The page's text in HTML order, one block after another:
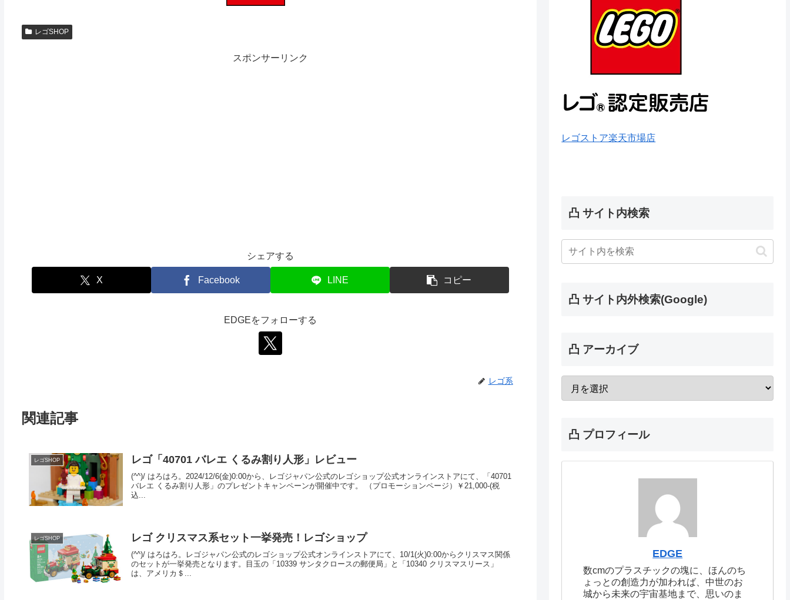
レゴSHOP
スポンサーリンク
シェアする
X Facebook LINE コピー
EDGEをフォローする
レゴ系
関連記事
レゴSHOP レゴ「40701 バレエ くるみ割り人形」レビュー
(^^)/ はろはろ。2024/12/6(金)0:00から、レゴジャパン公式のレゴショップ公式オンラインストアにて、「40701
バレエ くるみ割り人形」のプレゼントキャンペーンが開催中です。 （プロモーションページ）￥21,000-(税
込...
レゴSHOP レゴ クリスマス系セット一挙発売！レゴショップ
(^^)/ はろはろ。レゴジャパン公式のレゴショップ公式オンラインストアにて、10/1(火)0:00からクリスマス関係
のセットが一挙発売となります。目玉の「10339 サンタクロースの郵便局」と「10340 クリスマスリース」
は、アメリカ＄...
レゴストア楽天市場店
凸 サイト内検索
凸 サイト内外検索(Google)
凸 アーカイブ
凸 プロフィール
EDGE
数cmのプラスチックの塊に、ほんのち
ょっとの創造力が加われば、中世のお
城から未来の宇宙基地まで、思いのま